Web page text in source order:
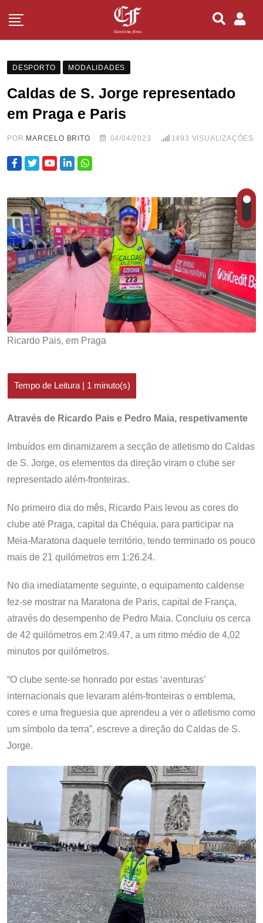
DESPORTO MODALIDADES
Caldas de S. Jorge representado
em Praga e Paris
POR MARCELO BRITO 04/04/2023 1493 VISUALIZAÇÕES
Ricardo Pais, em Praga
Através de Ricardo Pais e Pedro Maia, respetivamente
Imbuídos em dinamizarem a secção de atletismo do Caldas
de S. Jorge, os elementos da direção viram o clube ser
representado além-fronteiras.
No primeiro dia do mês, Ricardo Pais levou as cores do
clube até Praga, capital da Chéquia, para participar na
Meia-Maratona daquele território, tendo terminado os pouco
mais de 21 quilómetros em 1:26.24.
No dia imediatamente seguinte, o equipamento caldense
fez-se mostrar na Maratona de Paris, capital de França,
através do desempenho de Pedro Maia. Concluiu os cerca
de 42 quilómetros em 2:49.47, a um ritmo médio de 4,02
minutos por quilómetros.
“O clube sente-se honrado por estas ‘aventuras’
internacionais que levaram além-fronteiras o emblema,
cores e uma freguesia que aprendeu a ver o atletismo como
um símbolo da terra”, escreve a direção do Caldas de S.
Jorge.